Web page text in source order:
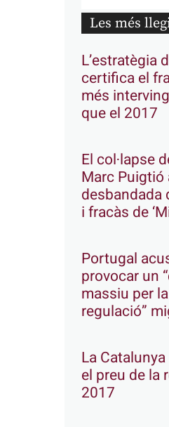
Les més
L’estratègia
certifica el
més
que el 2017
El col·lapse
Marc Puigtió
desbandada
i fracàs de
Portugal
provocar un
massiu per
regulació”
La
el preu de la
2017